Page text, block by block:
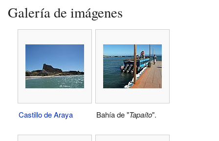
Galería de imágenes
Castillo de Araya Bahía de "Tapaíto".